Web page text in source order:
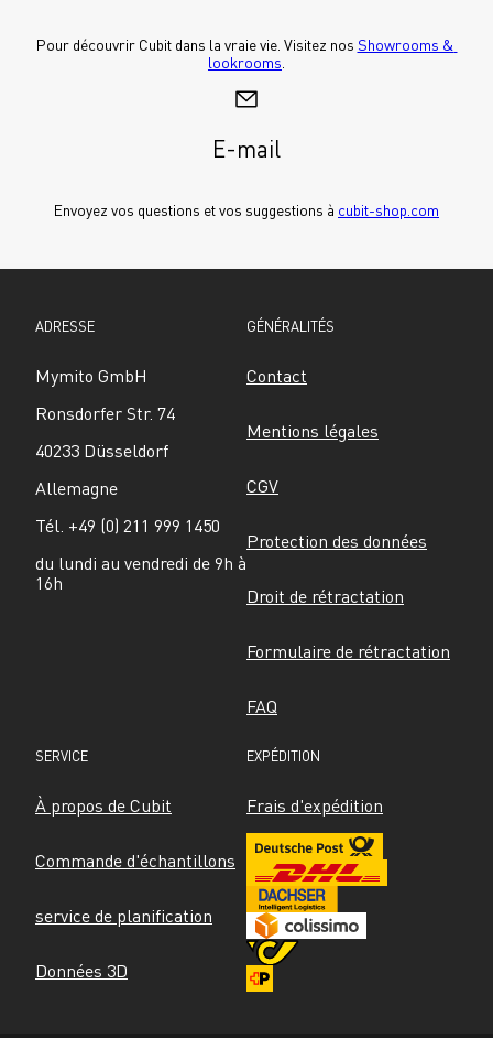
Pour découvrir Cubit dans la vraie vie. Visitez nos Showrooms &
lookrooms
E-mail
Envoyez vos questions et vos suggestions à cubit-shop.com
ADRESSE
Mymito GmbH
Ronsdorfer Str. 74
40233 Düsseldorf
Allemagne
Tél. +49 (0) 211 999 1450
du lundi au vendredi de 9h à
16h
GÉNÉRALITÉS
Contact
Mentions légales
CGV
Protection des données
Droit de rétractation
Formulaire de rétractation
FAQ
SERVICE
À propos de Cubit
Commande d'échantillons
service de planification
Données 3D
EXPÉDITION
Frais d'expédition